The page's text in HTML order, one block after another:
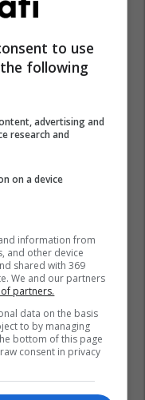
to use
following
advertising and
research and
on a device
information from
and other device
shared with 369
We and our partners
of partners.
data on the basis
to by managing
bottom of this page
consent in privacy